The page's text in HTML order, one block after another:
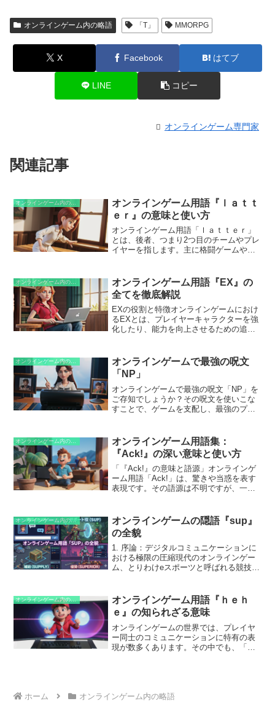
オンラインゲーム内の略語 「T」 MMORPG
X Facebook はてブ
LINE コピー
オンラインゲーム専門家
関連記事
オンラインゲーム用語『ｌａｔｔ
ｅｒ』の意味と使い方
オンラインゲーム用語「ｌａｔｔｅｒ」
とは、後者、つまり2つ目のチームやプレ
イヤーを指します。主に格闘ゲームや対
という場合は、2番手だったプレイヤーが
勝利したことを意味します。
オンラインゲーム用語『EX』の
全てを徹底解説
EXの役割と特徴オンラインゲームにおけ
るEXとは、プレイヤーキャラクターを強
化したり、能力を向上させるための追加
ます。その役割としては、キャラクター
のステータスを向上させ、特殊能力を付
与し、バトルでの優位性を向上させるこ
とが挙げられます。EXの具体的な特徴と
しては、まず、キャラクターの固有スキ
ルや能力を強化することが挙げられま
えるようになったりします。また、EX
は、新しいスキルやアビリティの習得を
可能にし、キャラクターの戦闘能力をさ
らに向上させます。さらに、エクスクル
ーシブな装備やアイテムが獲得できる場
合があり、これらは他のプレイヤーが通
オンラインゲーム内の略語
オンラインゲームで最強の呪文
「NP」
オンラインゲームで最強の呪文「NP」を
ご存知でしょうか？その呪文を使いこな
すことで、ゲームを支配し、最強のプレ
をマスターするための重要なステップな
のです。
オンラインゲーム用語集：
『Ack!』の深い意味と使い方
「『Ack!』の意味と語源」オンラインゲ
ーム用語「Ack!」は、驚きや当惑を表す
表現です。その語源は不明ですが、一般
場した同名のキャラクターからだと考え
られています。このキャラクターは、衝
撃を受けたときに「Ack!」と叫ぶのが特
徴でした。それ以来、「Ack!」はさまざ
まな場面やオンラインゲームで、驚きや
当惑を表現するために使用されるように
オンラインゲーム内の略語
オンラインゲームの隠語『sup』
の全貌
1. 序論：デジタルコミュニケーションに
おける極限の圧縮現代のオンラインゲー
ム、とりわけeスポーツと呼ばれる競技性
います。このような環境下では、コミュ
ニケーションコ...
オンラインゲーム内の略語
オンラインゲーム用語『ｈｅｈ
ｅ』の知られざる意味
オンラインゲームの世界では、プレイヤ
ー同士のコミュニケーションに特有の表
現が数多くあります。その中でも、「ｈ
ホーム
オンラインゲーム内の略語